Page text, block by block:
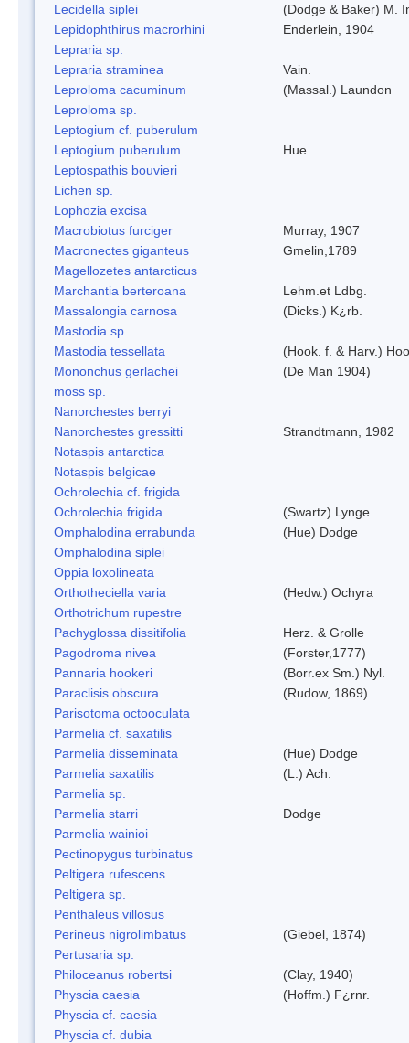
Lecidella siplei
(Dodge & Baker) M.
Lepidophthirus macrorhini
Enderlein, 1904
Lepraria sp.
Lepraria straminea
Vain.
Leproloma cacuminum
(Massal.) Laundon
Leproloma sp.
Leptogium cf. puberulum
Leptogium puberulum
Hue
Leptospathis bouvieri
Lichen sp.
Lophozia excisa
Macrobiotus furciger
Murray, 1907
Macronectes giganteus
Gmelin,1789
Magellozetes antarcticus
Marchantia berteroana
Lehm.et Ldbg.
Massalongia carnosa
(Dicks.) K¿rb.
Mastodia sp.
Mastodia tessellata
(Hook. f. & Harv.)
Mononchus gerlachei
(De Man 1904)
moss sp.
Nanorchestes berryi
Nanorchestes gressitti
Strandtmann, 1982
Notaspis antarctica
Notaspis belgicae
Ochrolechia cf. frigida
Ochrolechia frigida
(Swartz) Lynge
Omphalodina errabunda
(Hue) Dodge
Omphalodina siplei
Oppia loxolineata
Orthotheciella varia
(Hedw.) Ochyra
Orthotrichum rupestre
Pachyglossa dissitifolia
Herz. & Grolle
Pagodroma nivea
(Forster,1777)
Pannaria hookeri
(Borr.ex Sm.) Nyl.
Paraclisis obscura
(Rudow, 1869)
Parisotoma octooculata
Parmelia cf. saxatilis
Parmelia disseminata
(Hue) Dodge
Parmelia saxatilis
(L.) Ach.
Parmelia sp.
Parmelia starri
Dodge
Parmelia wainioi
Pectinopygus turbinatus
Peltigera rufescens
Peltigera sp.
Penthaleus villosus
Perineus nigrolimbatus
(Giebel, 1874)
Pertusaria sp.
Philoceanus robertsi
(Clay, 1940)
Physcia caesia
(Hoffm.) F¿rnr.
Physcia cf. caesia
Physcia cf. dubia